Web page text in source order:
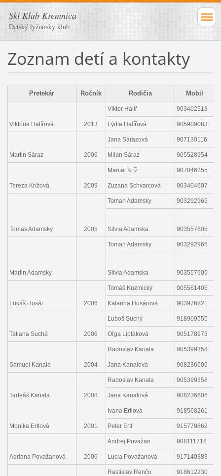
Ski Klub Kremnica
Detský lyžiarsky klub
Zoznam detí a kontakty
Pretekár Ročník Rodičia Mobil
Viktória Halířová 2013
Viktor Halíř 903402513
Lýdia Halířová 905909083
Martin Sáraz 2006
Jana Sárazová 907130116
Milan Sáraz 905528954
Tereza Krížová 2009
Marcel Kríž 907846255
Zuzana Schvarcová 903404607
Tomas Adamsky 2005
Toman Adamsky 903292965
Silvia Adamska 903557605
Martin Adamsky
Toman Adamsky 903292965
Silvia Adamska 903557605
Lukáš Husár 2006
Tomáš Kuzmický 905561405
Katarína Husárová 903976821
Tatiana Suchá 2006
Ľuboš Suchý 918909555
Oľga Liptáková 905178973
Samuel Kanala 2004
Radoslav Kanala 905399358
Jana Kanalová 908236606
Tadeáš Kanala 2008
Radoslav Kanala 905399358
Jana Kanalová 908236606
Monika Ertlová 2001
Ivana Ertlová 918568261
Peter Ertl 915779862
Adriana Považanová 2006
Andrej Považan 908111716
Lucia Považanová 917140383
Rastislav Renčo 918612230